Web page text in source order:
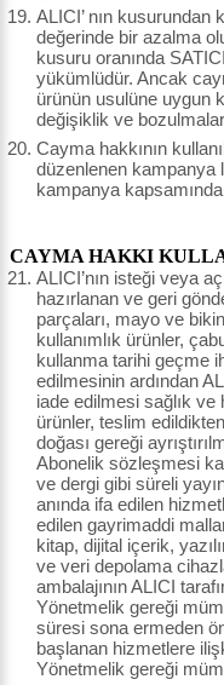
ALICI’ nın kusurundan
değerinde bir azalma
kusuru oranında
yükümlüdür. Ancak
ürünün usulüne uygun
değişiklik ve
Cayma hakkının
düzenlenen kampanya
kampanya
CAYMA HAKKI
ALICI’nın isteği veya
hazırlanan ve geri
parçaları, mayo ve
kullanımlık ürünler,
kullanma tarihi geçme
edilmesinin ardından
iade edilmesi sağlık ve
ürünler, teslim
doğası gereği
Abonelik sözleşmesi
ve dergi gibi süreli
anında ifa edilen
edilen gayrimaddi
kitap, dijital içerik,
ve veri depolama
ambalajının ALICI
Yönetmelik gereği
süresi sona ermeden
başlanan hizmetlere
Yönetmelik gereği